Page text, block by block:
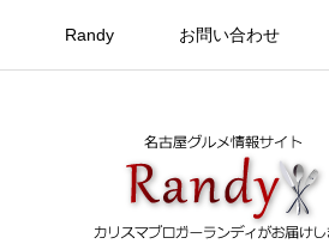
Randy お問い合わせ